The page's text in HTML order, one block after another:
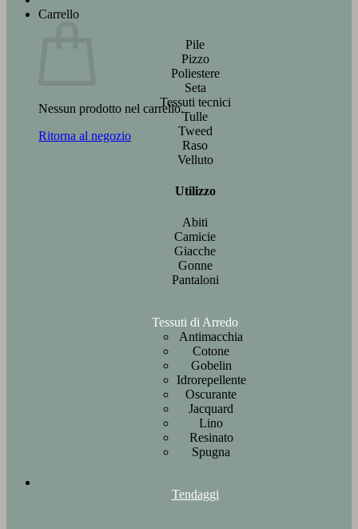
Carrello
Nessun prodotto nel carrello.
Ritorna al negozio
Pile
Pizzo
Poliestere
Seta
Tessuti tecnici
Tulle
Tweed
Raso
Velluto
Utilizzo
Abiti
Camicie
Giacche
Gonne
Pantaloni
Tessuti di Arredo
Antimacchia
Cotone
Gobelin
Idrorepellente
Oscurante
Jacquard
Lino
Resinato
Spugna
Tendaggi